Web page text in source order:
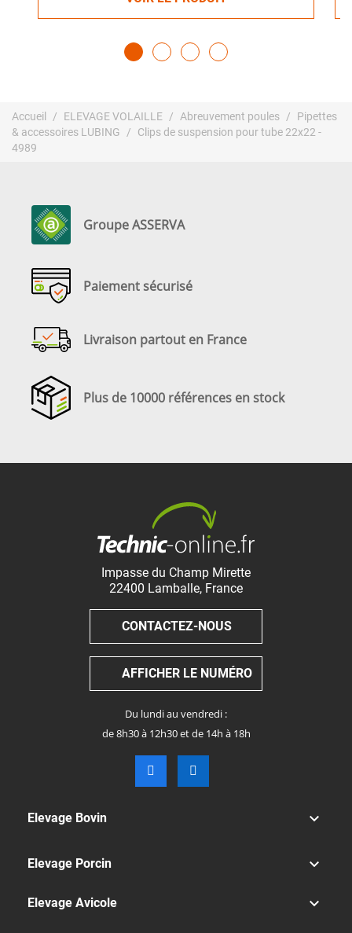
Accueil ELEVAGE VOLAILLE Abreuvement poules
Pipettes
& accessoires LUBING
Clips de suspension pour tube 22x22 -
4989
Groupe ASSERVA
Paiement sécurisé
Livraison partout en France
Plus de 10000 références en stock
Impasse du Champ Mirette
22400 Lamballe, France
CONTACTEZ-NOUS
AFFICHER LE NUMÉRO
Du lundi au vendredi :
de 8h30 à 12h30 et de 14h à 18h
Elevage Bovin 
Elevage Porcin 
Elevage Avicole 